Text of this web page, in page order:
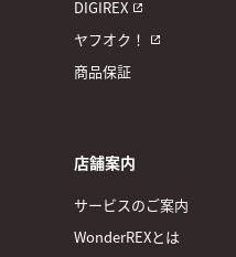
DIGIREX
ヤフオク！
商品保証
店舗案内
サービスのご案内
WonderREXとは